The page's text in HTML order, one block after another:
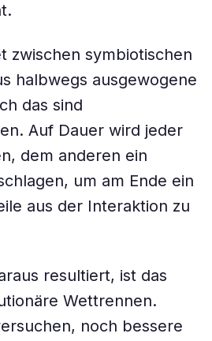
zwischen symbiotischen
halbwegs ausgewogene
das sind
Auf Dauer wird jeder
dem anderen ein
um am Ende ein
aus der Interaktion zu
resultiert, ist das
Wettrennen.
noch bessere